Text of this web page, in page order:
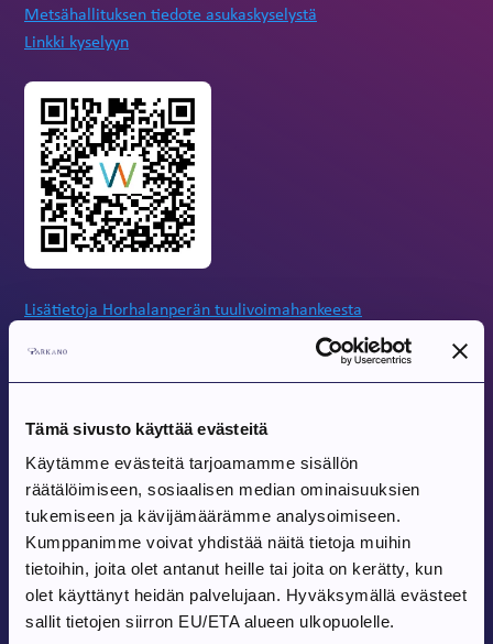
Tämä sivusto käyttää evästeitä
Käytämme evästeitä tarjoamamme sisällön
räätälöimiseen, sosiaalisen median ominaisuuksien
tukemiseen ja kävijämäärämme analysoimiseen.
Kumppanimme voivat yhdistää näitä tietoja muihin
tietoihin, joita olet antanut heille tai joita on kerätty, kun
olet käyttänyt heidän palvelujaan. Hyväksymällä evästeet
sallit tietojen siirron EU/ETA alueen ulkopuolelle.
Metsähallituksen tiedote asukaskyselystä
Linkki kyselyyn
Lisätietoja Horhalanperän tuulivoimahankeesta
Jaa
Uusimmat artikkelit
Tiedote
Artikkeli luotu:
6.8.2026
Yksityisteiden aurauspalvelun haku
avautuu 8.6.2026